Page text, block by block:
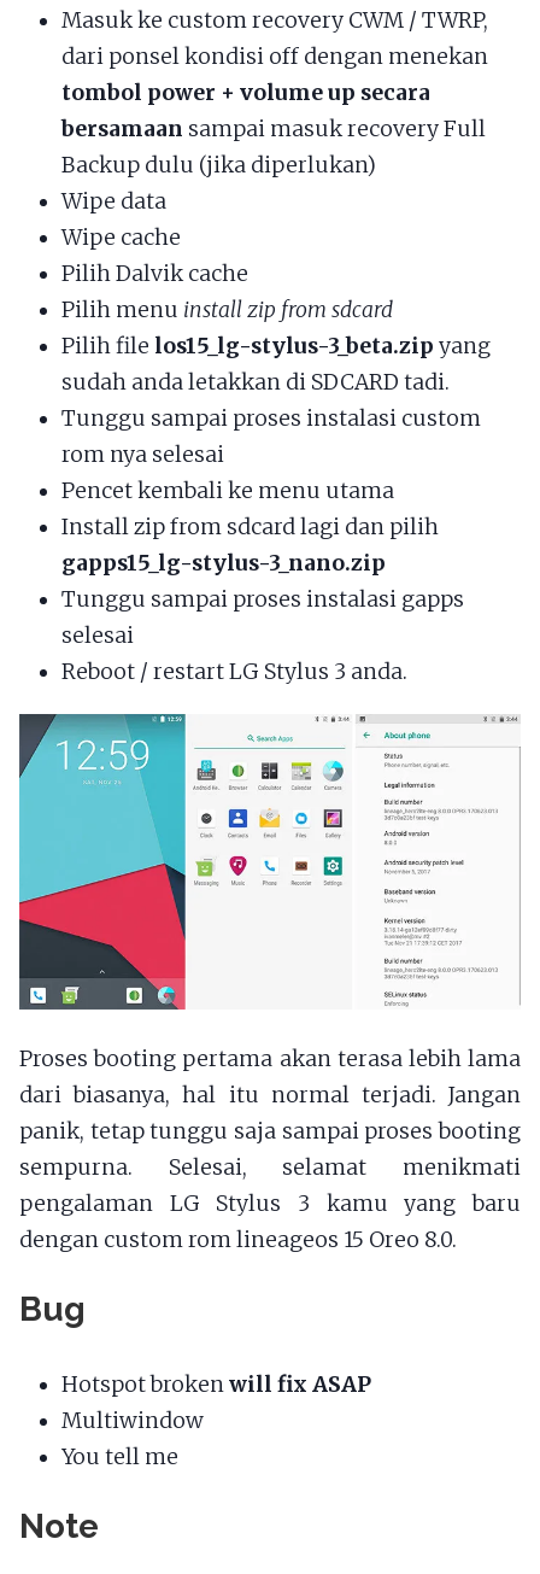
Masuk ke custom recovery CWM / TWRP,
dari ponsel kondisi off dengan menekan
tombol power + volume up secara
bersamaan sampai masuk recovery Full
Backup dulu (jika diperlukan)
Wipe data
Wipe cache
Pilih Dalvik cache
Pilih menu install zip from sdcard
Pilih file los15_lg-stylus-3_beta.zip yang
sudah anda letakkan di SDCARD tadi.
Tunggu sampai proses instalasi custom
rom nya selesai
Pencet kembali ke menu utama
Install zip from sdcard lagi dan pilih
gapps15_lg-stylus-3_nano.zip
Tunggu sampai proses instalasi gapps
selesai
Reboot / restart LG Stylus 3 anda.
Proses booting pertama akan terasa lebih lama
dari biasanya, hal itu normal terjadi. Jangan
panik, tetap tunggu saja sampai proses booting
sempurna. Selesai, selamat menikmati
pengalaman LG Stylus 3 kamu yang baru
dengan custom rom lineageos 15 Oreo 8.0.
Bug
Hotspot brokenwill fix ASAP
Multiwindow
You tell me
Note